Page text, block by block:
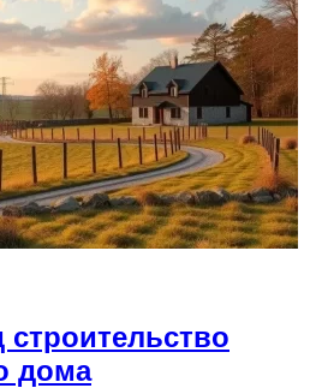
строительство
дома